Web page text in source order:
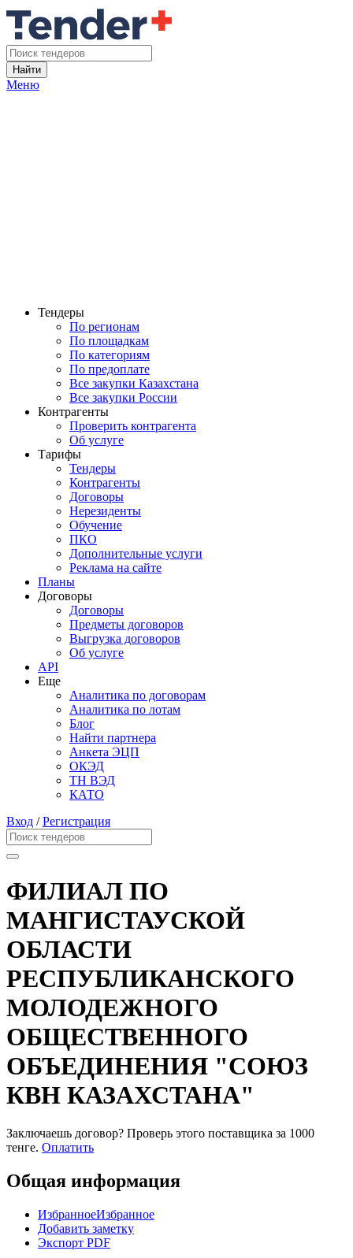
Найти
Меню
Тендеры
По регионам
По площадкам
По категориям
По предоплате
Все закупки Казахстана
Все закупки России
Контрагенты
Проверить контрагента
Об услуге
Тарифы
Тендеры
Контрагенты
Договоры
Нерезиденты
Обучение
ПКО
Дополнительные услуги
Реклама на сайте
Планы
Договоры
Договоры
Предметы договоров
Выгрузка договоров
Об услуге
API
Еще
Аналитика по договорам
Аналитика по лотам
Блог
Найти партнера
Анкета ЭЦП
ОКЭД
ТН ВЭД
КАТО
Вход /Регистрация
ФИЛИАЛ ПО
МАНГИСТАУСКОЙ
ОБЛАСТИ
РЕСПУБЛИКАНСКОГО
МОЛОДЕЖНОГО
ОБЩЕСТВЕННОГО
ОБЪЕДИНЕНИЯ "СОЮЗ
КВН КАЗАХСТАНА"
Заключаешь договор? Проверь этого поставщика за 1000
тенге. Оплатить
Общая информация
ИзбранноеИзбранное
Добавить заметку
Экспорт PDF